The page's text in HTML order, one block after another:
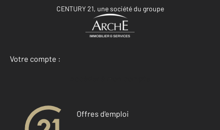
CENTURY 21, une société du groupe
Votre compte :
Accéder à mon compte
Offres d'emploi